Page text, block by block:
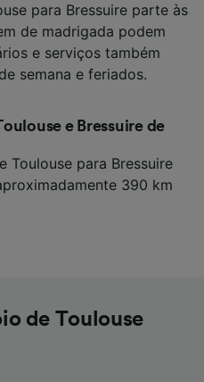
para Bressuire parte às
de madrigada podem
e serviços também
semana e feriados.
e Bressuire de
Toulouse para Bressuire
390 km
de Toulouse